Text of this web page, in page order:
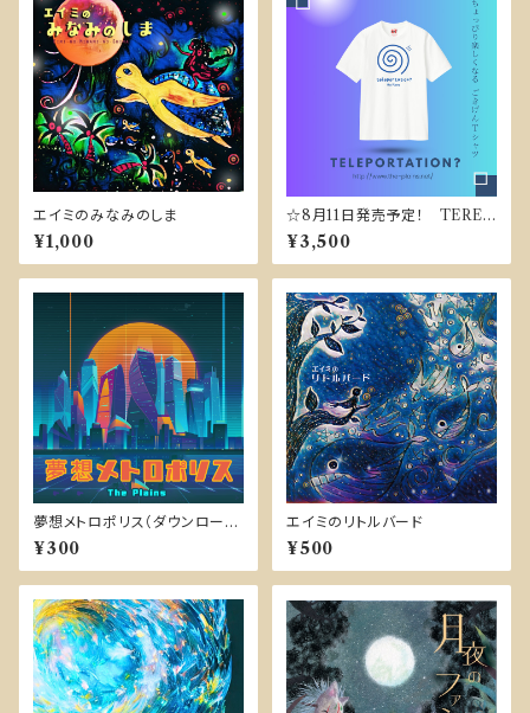
エイミのみなみのしま
¥1,000
☆8月11日発売予定！ TEREP
ORTATION-Tシャツ
¥3,500
夢想メトロポリス（ダウンロード
販売）
¥300
エイミのリトルバード
¥500